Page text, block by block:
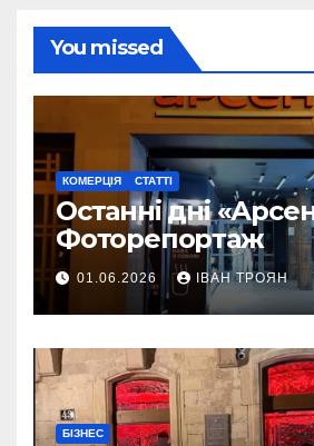
You missed
КОМЕРЦІЯ СТАТТІ
Останні дні
Фоторепортаж
01.06.2026 ІВАН ТРОЯН
БІЗНЕС